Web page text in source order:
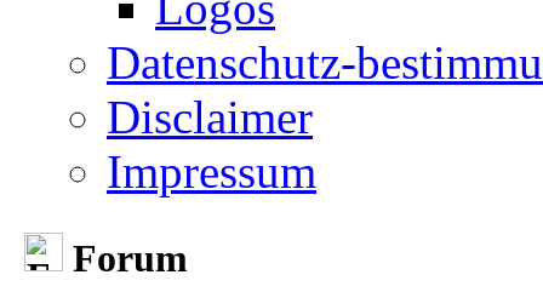
Datenschutz-
Disclaimer
Impressum
Forum